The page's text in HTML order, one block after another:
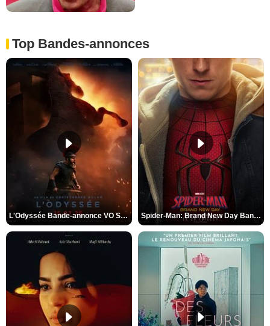
Top Bandes-annonces
L'Odyssée Bande-annonce VO STFR Spider-Man: Brand New Day Bande-annonce VO STFR